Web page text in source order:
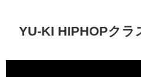
YU-KI HIPHOPクラ